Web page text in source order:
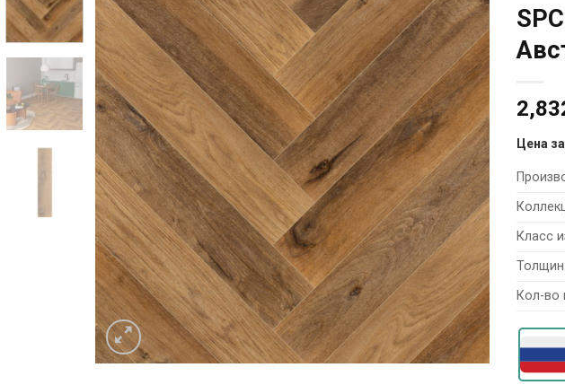
Отложить
Цена
Класс
Кол-во